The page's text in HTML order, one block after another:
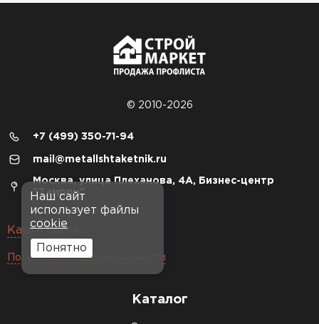
© 2010-2026
+7 (499) 350-71-94
mail@metallshtaketnik.ru
Москва, улица Плеханова, 4А, Бизнес-центр
"Тамрон"
Карта сайта
Политика конфиденциальности
Каталог
Наш сайт
использует файлы
cookie
Понятно